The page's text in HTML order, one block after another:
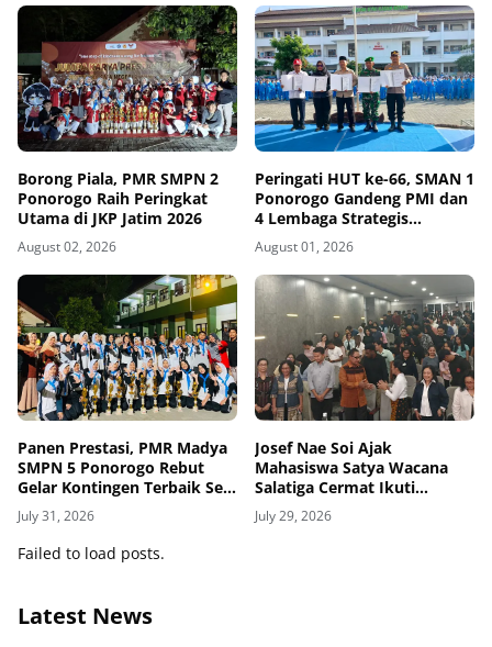
Kerja
Borong Piala, PMR SMPN 2
Ponorogo Raih Peringkat
Utama di JKP Jatim 2026
August 02, 2026
Peringati HUT ke-66, SMAN 1
Ponorogo Gandeng PMI dan
4 Lembaga Strategis
Tegakkan Sekolah
Berintegritas, Sesmenko
Dorong Sinergi Alumni
Nasional
August 01, 2026
Panen Prestasi, PMR Madya
SMPN 5 Ponorogo Rebut
Gelar Kontingen Terbaik Se-
Jawa Timur
July 31, 2026
Josef Nae Soi Ajak
Mahasiswa Satya Wacana
Salatiga Cermat Ikuti
Dinamika Geopolitik Global
July 29, 2026
Failed to load posts.
Latest News